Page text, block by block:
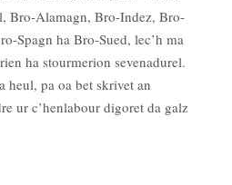
Bro-Alamagn, Bro-Indez, Bro-
Spagn ha Bro-Sued, lec’h ma
ha stourmerion sevenadurel.
heul, pa oa bet skrivet an
ur c’henlabour digoret da galz